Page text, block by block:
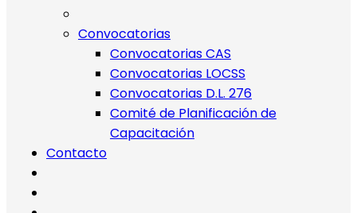
Convocatorias
Convocatorias CAS
Convocatorias LOCSS
Convocatorias D.L. 276
Comité de Planificación de
Capacitación
Contacto